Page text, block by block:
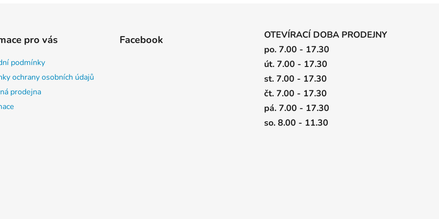
pro vás
podmínky
ochrany osobních údajů
prodejna
Facebook
OTEVÍRACÍ DOBA PRODEJNY
po. 7.00 - 17.30
út. 7.00 - 17.30
st. 7.00 - 17.30
čt. 7.00 - 17.30
pá. 7.00 - 17.30
so. 8.00 - 11.30